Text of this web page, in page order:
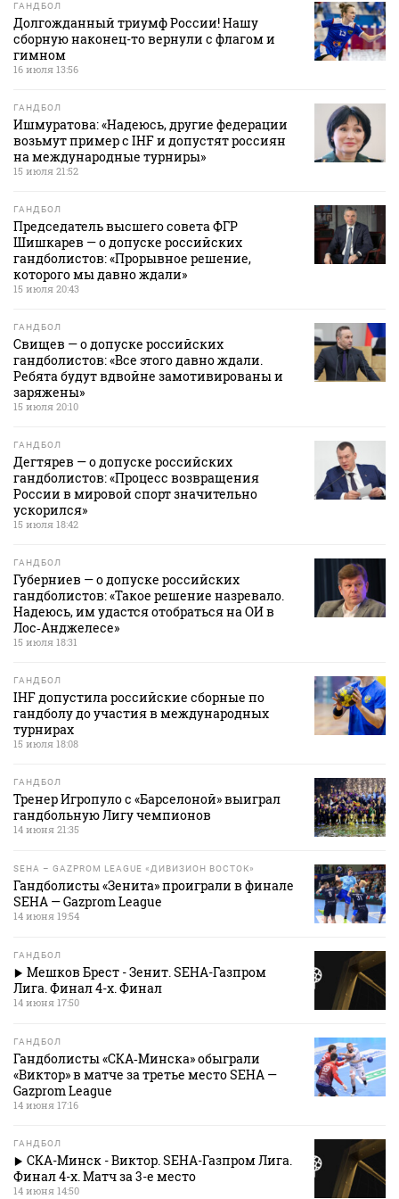
ГАНДБОЛ
Долгожданный триумф России! Нашу
сборную наконец-то вернули с флагом и
гимном
16 июля 13:56
ГАНДБОЛ
Ишмуратова: «Надеюсь, другие федерации
возьмут пример с IHF и допустят россиян
на международные турниры»
15 июля 21:52
ГАНДБОЛ
Председатель высшего совета ФГР
Шишкарев — о допуске российских
гандболистов: «Прорывное решение,
которого мы давно ждали»
15 июля 20:43
ГАНДБОЛ
Свищев — о допуске российских
гандболистов: «Все этого давно ждали.
Ребята будут вдвойне замотивированы и
заряжены»
15 июля 20:10
ГАНДБОЛ
Дегтярев — о допуске российских
гандболистов: «Процесс возвращения
России в мировой спорт значительно
ускорился»
15 июля 18:42
ГАНДБОЛ
Губерниев — о допуске российских
гандболистов: «Такое решение назревало.
Надеюсь, им удастся отобраться на ОИ в
Лос‑Анджелесе»
15 июля 18:31
ГАНДБОЛ
IHF допустила российские сборные по
гандболу до участия в международных
турнирах
15 июля 18:08
ГАНДБОЛ
Тренер Игропуло с «Барселоной» выиграл
гандбольную Лигу чемпионов
14 июня 21:35
SEHA – GAZPROM LEAGUE «ДИВИЗИОН ВОСТОК»
Гандболисты «Зенита» проиграли в финале
SEHA — Gazprom League
14 июня 19:54
ГАНДБОЛ
Мешков Брест - Зенит. SEHA-Газпром
Лига. Финал 4-х. Финал
14 июня 17:50
ГАНДБОЛ
Гандболисты «СКА‑Минска» обыграли
«Виктор» в матче за третье место SEHA —
Gazprom League
14 июня 17:16
ГАНДБОЛ
СКА-Минск - Виктор. SEHA-Газпром Лига.
Финал 4-х. Матч за 3-е место
14 июня 14:50